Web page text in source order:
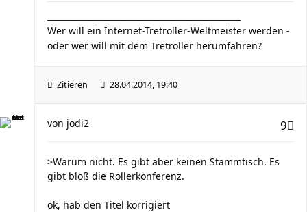
Wer will ein Internet-Tretroller-Weltmeister werden -
oder wer will mit dem Tretroller herumfahren?
Zitieren 28.04.2014, 19:40
9
von jodi2
>Warum nicht. Es gibt aber keinen Stammtisch. Es
gibt bloß die Rollerkonferenz.
ok, hab den Titel korrigiert